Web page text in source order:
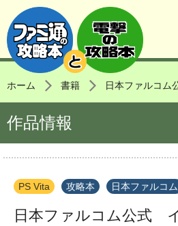
ホーム 書籍 日本ファルコ
作品情報
PS Vita 攻略本 日本ファルコム
日本ファルコム公式